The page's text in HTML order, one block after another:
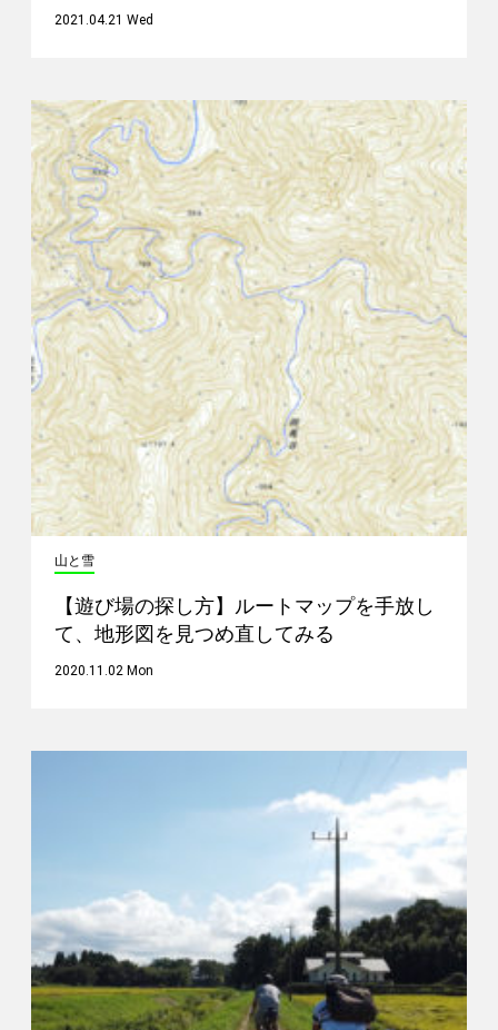
2021.04.21 Wed
山と雪
【遊び場の探し方】ルートマップを手放し
て、地形図を見つめ直してみる
2020.11.02 Mon